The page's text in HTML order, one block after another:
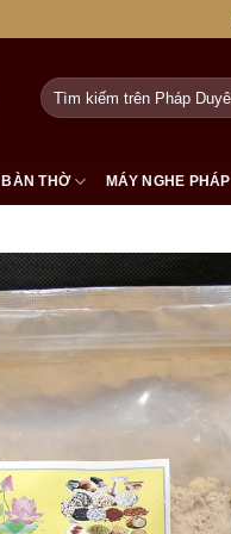
Tìm
kiếm:
BÀN THỜ MÁY NGHE PHÁP